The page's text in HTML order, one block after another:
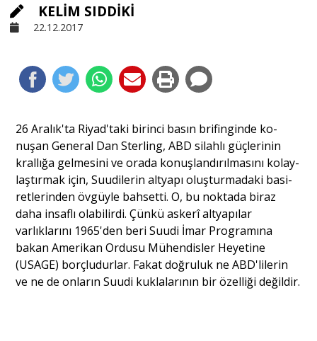
Sivil Toplum
Kültür - Sanat
Dünya
Yorum - Analiz
Söyleşi
KELİM SIDDİKİ
22.12.2017
26 Aralık'ta Riyad'taki birinci basın brifinginde ko­
nuşan General Dan Sterling, ABD silahlı güçlerinin
krallığa gelmesini ve orada konuşlandırılmasını kolay­
laştırmak için, Suudilerin altyapı oluşturmadaki basi­
retlerinden övgüyle bahsetti. O, bu noktada biraz
daha insaflı olabilirdi. Çünkü askerî altyapılar
varlıklarını 1965'den beri Suudi İmar Programına
bakan Ameri­kan Ordusu Mühendisler Heyetine
(USAGE) borçlu­durlar. Fakat doğruluk ne ABD'lilerin
ve ne de onların Suudi kuklalarının bir özelliği değildir.